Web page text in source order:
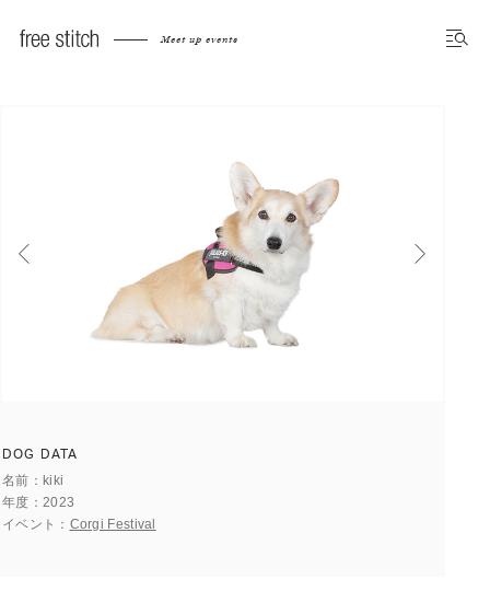
Meet up events
次へ
DOG DATA
名前
kiki
年度
2023
イベント
Corgi Festival